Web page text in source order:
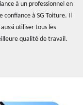
à un professionnel en
confiance à SG Toiture. Il
utiliser tous les
qualité de travail.